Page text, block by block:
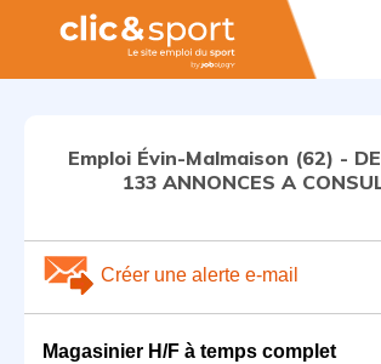
Emploi Évin-Malmaison (62) -
133 ANNONCES A
Créer une alerte e-mail
Magasinier H/F à temps complet